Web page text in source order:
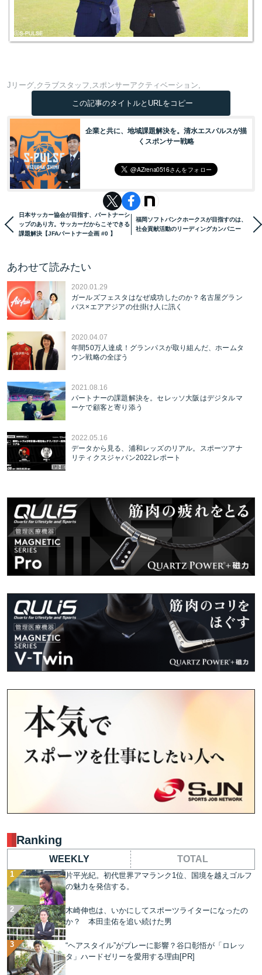
Jリーグ クラブスタッフ スポンサーアクティベーション
この記事のタイトルとURLをコピー
企業と共に、地域課題解決を。清水エスパルスが描
くスポンサー戦略
日本サッカー協会が目指す、パートナーシ
ップのあり方。サッカーだからこそできる
課題解決【JFAパートナー企画 #0 】
福岡ソフトバンクホークスが目指すのは、
社会貢献活動のリーディングカンパニー
あわせて読みたい
2020.01.29
ガールズフェスタはなぜ成功したのか？名古屋グラン
パス×エアアジアの仕掛け人に訊く
2020.04.07
年間50万人達成！グランパスが取り組んだ、ホームタ
ウン戦略の全ぼう
2021.08.16
パートナーの課題解決を。セレッソ大阪はデジタルマ
ーケで顧客と寄り添う
2022.05.16
データから見る、浦和レッズのリアル。スポーツアナ
リティクスジャパン2022レポート
Ranking
WEEKLY TOTAL
片平光紀。初代世界アマランク1位、国境を越えゴルフ
の魅力を発信する。
木崎伸也は、いかにしてスポーツライターになったの
か？ 本田圭佑を追い続けた男
“ヘアスタイル”がプレーに影響？谷口彰悟が「ロレッ
タ」ハードゼリーを愛用する理由[PR]